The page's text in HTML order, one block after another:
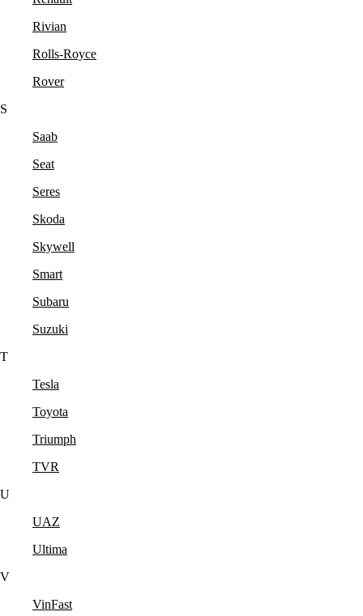
Rivian
Rolls-Royce
Rover
S
Saab
Seat
Seres
Skoda
Skywell
Smart
Subaru
Suzuki
T
Tesla
Toyota
Triumph
TVR
U
UAZ
Ultima
V
VinFast